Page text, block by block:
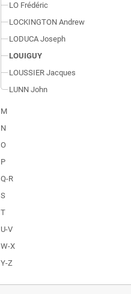
LO Frédéric
LOCKINGTON Andrew
LODUCA Joseph
LOUIGUY
LOUSSIER Jacques
LUNN John
M
N
O
P
Q-R
S
T
U-V
W-X
Y-Z